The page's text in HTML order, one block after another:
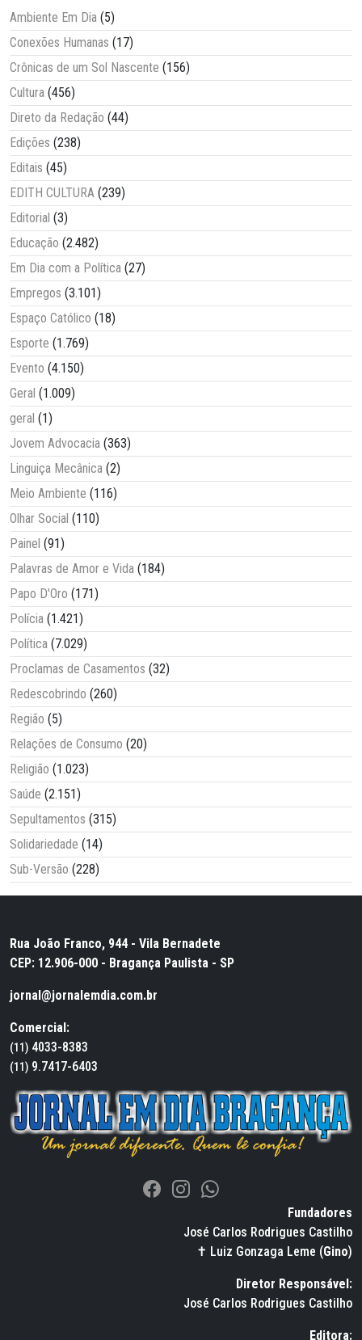
Ambiente Em Dia (5)
Conexões Humanas (17)
Crônicas de um Sol Nascente (156)
Cultura (456)
Direto da Redação (44)
Edições (238)
Editais (45)
EDITH CULTURA (239)
Editorial (3)
Educação (2.482)
Em Dia com a Política (27)
Empregos (3.101)
Espaço Católico (18)
Esporte (1.769)
Evento (4.150)
Geral (1.009)
geral (1)
Jovem Advocacia (363)
Linguiça Mecânica (2)
Meio Ambiente (116)
Olhar Social (110)
Painel (91)
Palavras de Amor e Vida (184)
Papo D'Oro (171)
Polícia (1.421)
Política (7.029)
Proclamas de Casamentos (32)
Redescobrindo (260)
Região (5)
Relações de Consumo (20)
Religião (1.023)
Saúde (2.151)
Sepultamentos (315)
Solidariedade (14)
Sub-Versão (228)
Rua João Franco, 944 - Vila Bernadete
CEP: 12.906-000 - Bragança Paulista - SP
jornal@jornalemdia.com.br
Comercial:
(11) 4033-8383
(11) 9.7417-6403
Fundadores
José Carlos Rodrigues Castilho
✝ Luiz Gonzaga Leme (Gino)
Diretor Responsável:
José Carlos Rodrigues Castilho
Editora: